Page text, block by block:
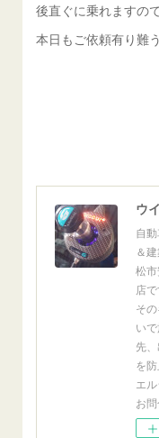
後直ぐに乗れますの
本日もご依頼有り難
自
＆
松
店
そ
い
先
を
エ
お